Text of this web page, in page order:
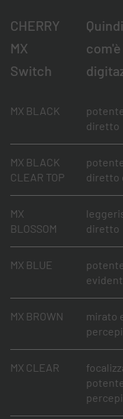
CHERRY
MX
Switch
com'è
MX BLACK
diretto
MX BLACK
CLEAR TOP
diretto
MX
BLOSSOM
diretto
MX BLUE
MX BROWN
mirato
MX CLEAR